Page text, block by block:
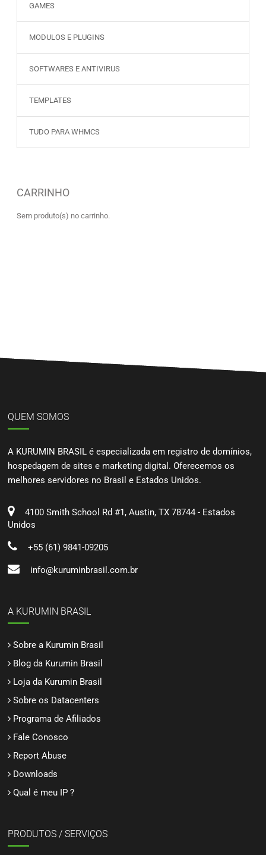
GAMES
MODULOS E PLUGINS
SOFTWARES E ANTIVIRUS
TEMPLATES
TUDO PARA WHMCS
CARRINHO
Sem produto(s) no carrinho.
QUEM SOMOS
A KURUMIN BRASIL é especializada em registro de domínios,
hospedagem de sites e marketing digital. Oferecemos os
melhores servidores no Brasil e Estados Unidos.
4100 Smith School Rd #1, Austin, TX 78744 - Estados
Unidos
+55 (61) 9841-09205
info@kuruminbrasil.com.br
A KURUMIN BRASIL
Sobre a Kurumin Brasil
Blog da Kurumin Brasil
Loja da Kurumin Brasil
Sobre os Datacenters
Programa de Afiliados
Fale Conosco
Report Abuse
Downloads
Qual é meu IP ?
PRODUTOS / SERVIÇOS